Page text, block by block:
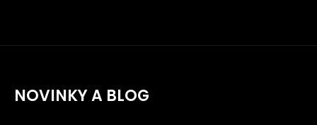
a
NOVINKY A BLOG